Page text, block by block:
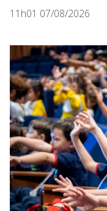
11h01 07/08/2026